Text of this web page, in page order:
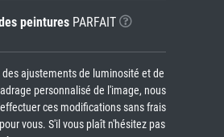
peinturesPARFAIT
ajustements de luminosité et de
personnalisé de l'image, nous
ces modifications sans frais
vous. S'il vous plaît n'hésitez pas